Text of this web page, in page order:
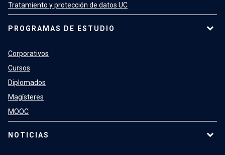
Tratamiento y protección de datos UC
PROGRAMAS DE ESTUDIO
Corporativos
Cursos
Diplomados
Magísteres
MOOC
NOTICIAS